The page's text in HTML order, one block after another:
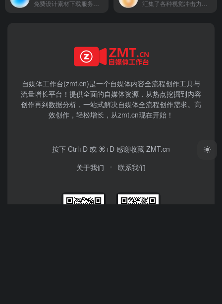
自媒体工作台(zmt.cn)是一个自媒体内容全流程创作工具与
流量增长平台！提供全面的自媒体资源，从热点挖掘到内容
创作再到数据分析，一站式解决自媒体全流程创作需求。高
效创作，轻松增长，从zmt.cn现在开始！
按下 Ctrl+D 或 ⌘+D 感谢收藏 ZMT.cn
关于我们
联系我们